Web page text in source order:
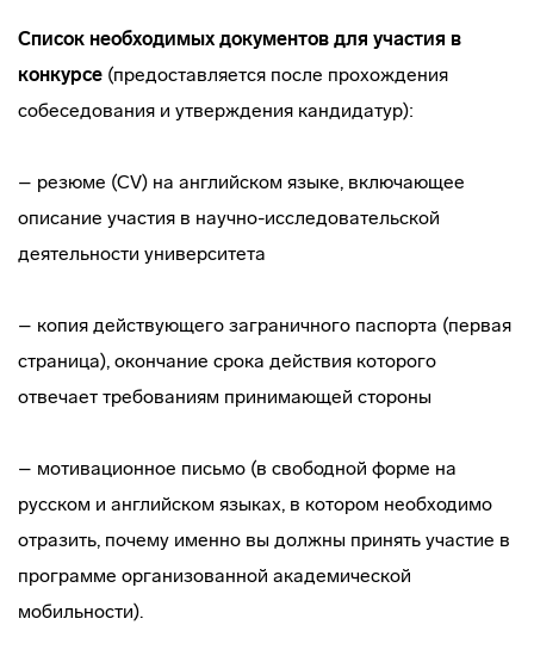
Список необходимых документов для участия в
конкурсе (предоставляется после прохождения
собеседования и утверждения кандидатур):
– резюме (CV) на английском языке, включающее
описание участия в научно-исследовательской
деятельности университета
– копия действующего заграничного паспорта (первая
страница), окончание срока действия которого
отвечает требованиям принимающей стороны
– мотивационное письмо (в свободной форме на
русском и английском языках, в котором необходимо
отразить, почему именно вы должны принять участие в
программе организованной академической
мобильности).